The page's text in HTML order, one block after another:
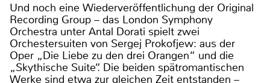
Und noch eine Wiederveröffentlichung der Original
Recording Group – das London Symphony
Orchestra unter Antal Dorati spielt zwei
Orchestersuiten von Sergej Prokofjew: aus der
Oper „Die Liebe zu den drei Orangen“ und die
„Skythische Suite“. Die beiden spätromantischen
Werke sind etwa zur gleichen Zeit entstanden –